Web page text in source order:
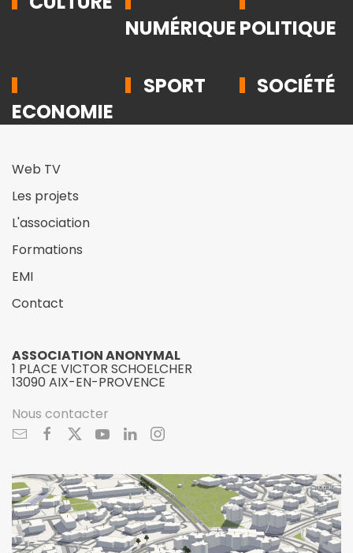
NUMÉRIQUEPOLITIQUE
ECONOMIE
SPORT SOCIÉTÉ
Web TV
Les projets
L'association
Formations
EMI
Contact
ASSOCIATION ANONYMAL
1 PLACE VICTOR SCHOELCHER
13090 AIX-EN-PROVENCE
Nous contacter